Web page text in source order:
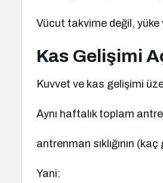
Vücut takvime değil,
Kas Gelişimi
Kuvvet ve kas gelişimi
Aynı haftalık toplam
antrenman sıklığının (kaç
Yani: